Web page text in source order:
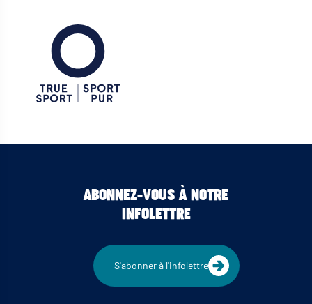
ABONNEZ-VOUS À NOTRE
INFOLETTRE
S'abonner à l'infolettre